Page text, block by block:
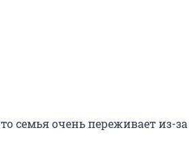
семья очень переживает из-